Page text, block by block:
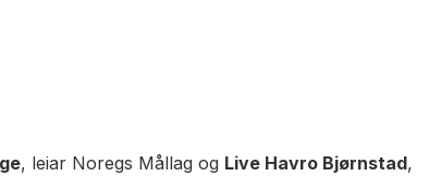
, leiar Noregs Mållag og Live Havro Bjørnstad,